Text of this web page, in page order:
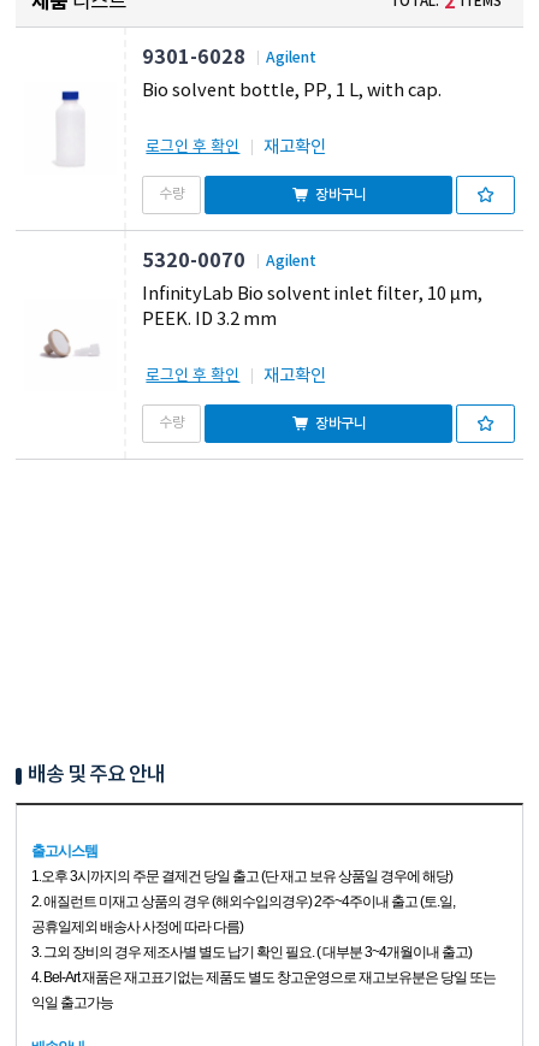
9301-6028 Agilent
Bio solvent bottle, PP, 1 L, with cap.
로그인 후 확인 재고확인
장바구니
5320-0070 Agilent
InfinityLab Bio solvent inlet filter, 10 µm,
PEEK. ID 3.2 mm
로그인 후 확인 재고확인
장바구니
배송 및 주요 안내
출고시스템
1.오후 3시까지의 주문 결제건 당일 출고 (단 재고 보유 상품일 경우에 해당)
2. 애질런트 미재고 상품의 경우 (해외수입의경우) 2주~4주이내 출고 (토.일,
공휴일제외 배송사 사정에 따라 다름)
3. 그외 장비의 경우 제조사별 별도 납기 확인 필요. ( 대부분 3~4개월이내 출고)
4. Bel-Art 재품은 재고표기없는 제품도 별도 창고운영으로 재고보유분은 당일 또는
익일 출고가능